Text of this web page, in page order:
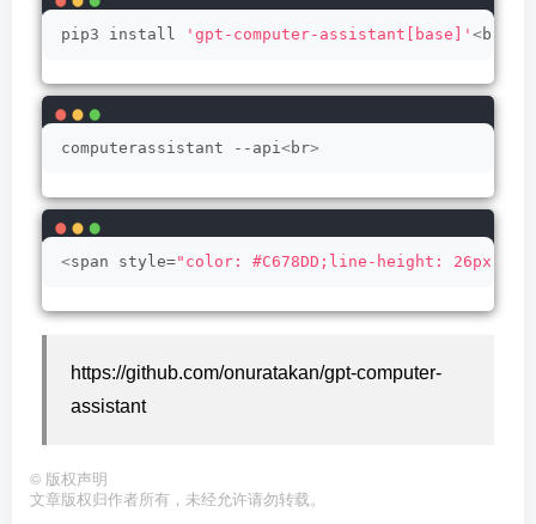
pip3 install 'gpt-computer-assistant[base]' <br
computerassistant --api<br>
<span style="color: #C678DD;line-height: 26px;"
https://github.com/onuratakan/gpt-computer-
assistant
© 版权声明
文章版权归作者所有，未经允许请勿转载。